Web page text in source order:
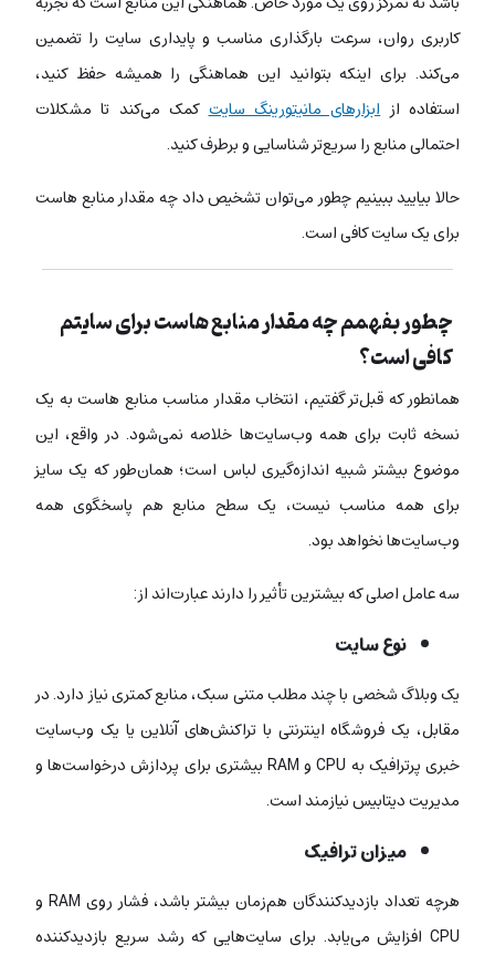
کاربری روان، سرعت بارگذاری مناسب و پایداری سایت را تضمین
می‌کند. برای اینکه بتوانید این هماهنگی را همیشه حفظ کنید،
استفاده ازابزارهای مانیتورینگ سایتکمک می‌کند تا مشکلات
احتمالی منابع را سریع‌تر شناسایی و برطرف کنید.
حالا بیایید ببینیم چطور می‌توان تشخیص داد چه مقدار منابع هاست
برای یک سایت کافی است.
چطور بفهمم چه مقدار منابع هاست برای سایتم
کافی است؟
همانطور که قبل‌تر گفتیم، انتخاب مقدار مناسب منابع هاست به یک
نسخه ثابت برای همه وب‌سایت‌ها خلاصه نمی‌شود. در واقع، این
موضوع بیشتر شبیه اندازه‌گیری لباس است؛ همان‌طور که یک سایز
برای همه مناسب نیست، یک سطح منابع هم پاسخگوی همه
وب‌سایت‌ها نخواهد بود.
سه عامل اصلی که بیشترین تأثیر را دارند عبارت‌اند از:
نوع سایت
یک وبلاگ شخصی با چند مطلب متنی سبک، منابع کمتری نیاز دارد. در
مقابل، یک فروشگاه اینترنتی با تراکنش‌های آنلاین یا یک وب‌سایت
خبری پرترافیک به CPU و RAM بیشتری برای پردازش درخواست‌ها و
مدیریت دیتابیس نیازمند است.
میزان ترافیک
هرچه تعداد بازدیدکنندگان هم‌زمان بیشتر باشد، فشار روی RAM و
CPU افزایش می‌یابد. برای سایت‌هایی که رشد سریع بازدیدکننده